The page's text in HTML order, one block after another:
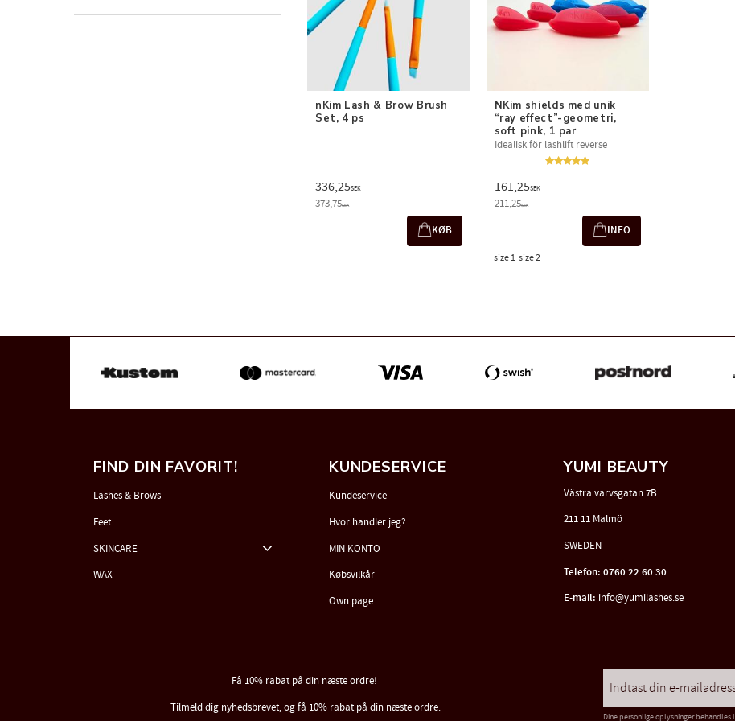
nKim Lash & Brow Brush
Set, 4 ps
336,25SEK
373,75SEK
KØB
NKim shields med unik
“ray effect”-geometri,
soft pink, 1 par
Idealisk för lashlift reverse
161,25SEK
211,25SEK
INFO
size 1 size 2
FIND DIN FAVORIT!
Lashes & Brows
Feet
SKINCARE
WAX
KUNDESERVICE
Kundeservice
Hvor handler jeg?
MIN KONTO
Købsvilkår
Own page
YUMI BEAUTY
Västra varvsgatan 7B
211 11 Malmö
SWEDEN
Telefon: 0760 22 60 30
E-mail: info@yumilashes.se
Få 10% rabat på din næste ordre!
Tilmeld dig nyhedsbrevet, og få 10% rabat på din næste ordre.
Dine personlige oplysninger behandles